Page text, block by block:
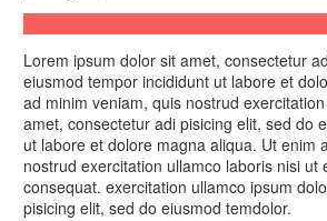
Lorem ipsum dolor sit amet, consectetur
eiusmod tempor incididunt ut labore et
ad minim veniam, quis nostrud
amet, consectetur adi pisicing elit, sed do
ut labore et dolore magna aliqua. Ut enim
nostrud exercitation ullamco laboris nisi ut
consequat. exercitation ullamco ipsum
pisicing elit, sed do eiusmod temdolor.